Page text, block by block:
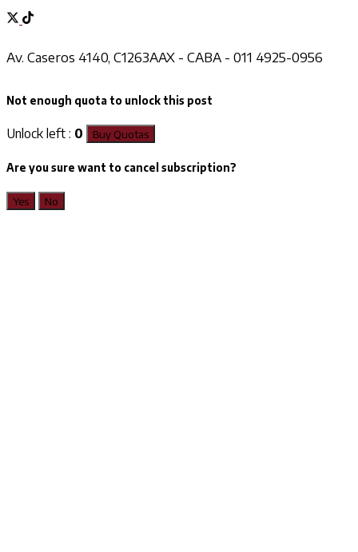
Av. Caseros 4140, C1263AAX - CABA - 011 4925-0956
Not enough quota to unlock this post
Unlock left : 0 Buy Quotas
Are you sure want to cancel subscription?
Yes No